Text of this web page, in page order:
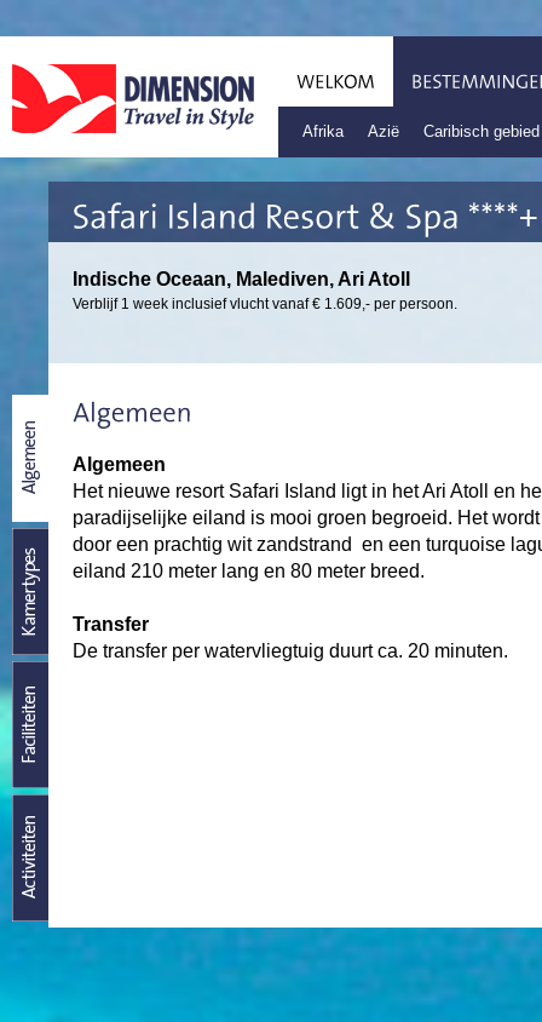
Afrika Azië Caribisch gebied
Indische Oceaan, Malediven, Ari Atoll
Verblijf 1 week inclusief vlucht vanaf € 1.609,- per persoon.
Algemeen
Het nieuwe resort Safari Island ligt in het Ari Atoll en
paradijselijke eiland is mooi groen begroeid. Het
door een prachtig wit zandstrand en een turquoise
eiland 210 meter lang en 80 meter breed.
Transfer
De transfer per watervliegtuig duurt ca. 20 minuten.